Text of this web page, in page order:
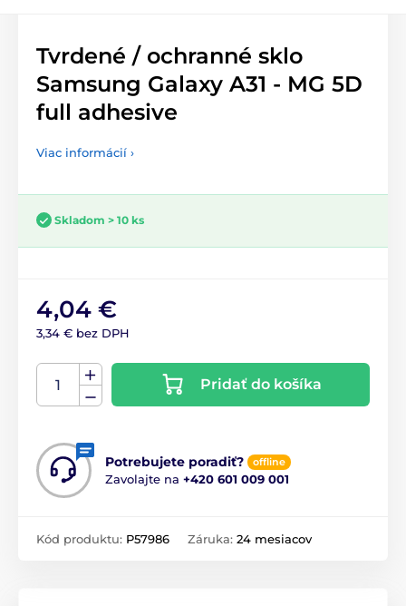
Tvrdené / ochranné sklo
Samsung Galaxy A31 - MG 5D
full adhesive
Viac informácií ›
Skladom > 10 ks
4,04 €
3,34 € bez DPH
Pridať do košíka
Potrebujete poradiť? offline
Zavolajte na +420 601 009 001
Kód produktu: P57986 Záruka: 24 mesiacov